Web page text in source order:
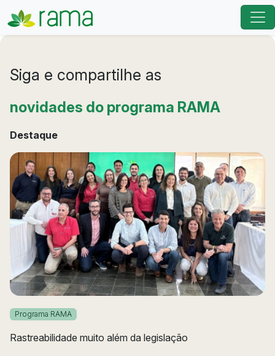
Siga e compartilhe as
novidades do programa RAMA
Destaque
Programa RAMA
Rastreabilidade muito além da legislação